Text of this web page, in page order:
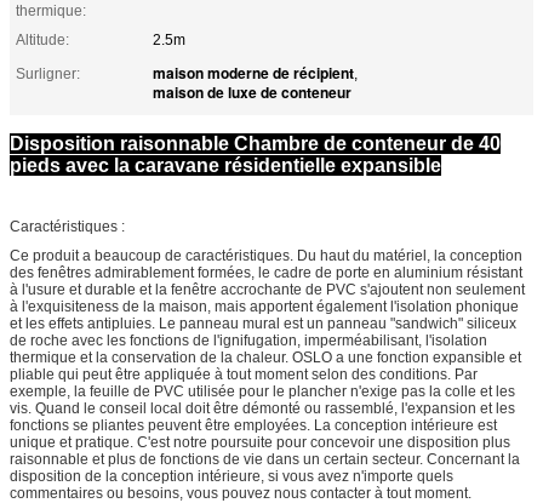
thermique:
Altitude:
2.5m
Surligner:
maison moderne de récipient,
maison de luxe de conteneur
Disposition raisonnable Chambre de conteneur de 40
pieds avec la caravane résidentielle expansible
Caractéristiques :
Ce produit a beaucoup de caractéristiques. Du haut du matériel, la conception
des fenêtres admirablement formées, le cadre de porte en aluminium résistant
à l'usure et durable et la fenêtre accrochante de PVC s'ajoutent non seulement
à l'exquisiteness de la maison, mais apportent également l'isolation phonique
et les effets antipluies. Le panneau mural est un panneau "sandwich" siliceux
de roche avec les fonctions de l'ignifugation, imperméabilisant, l'isolation
thermique et la conservation de la chaleur. OSLO a une fonction expansible et
pliable qui peut être appliquée à tout moment selon des conditions. Par
exemple, la feuille de PVC utilisée pour le plancher n'exige pas la colle et les
vis. Quand le conseil local doit être démonté ou rassemblé, l'expansion et les
fonctions se pliantes peuvent être employées. La conception intérieure est
unique et pratique. C'est notre poursuite pour concevoir une disposition plus
raisonnable et plus de fonctions de vie dans un certain secteur. Concernant la
disposition de la conception intérieure, si vous avez n'importe quels
commentaires ou besoins, vous pouvez nous contacter à tout moment.